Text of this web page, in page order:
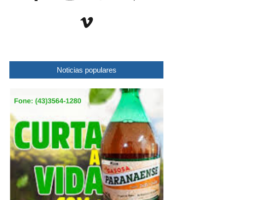
Noticias populares